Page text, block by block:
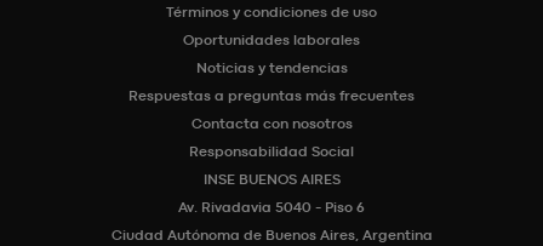
Términos y condiciones de uso
Oportunidades laborales
Noticias y tendencias
Respuestas a preguntas más frecuentes
Contacta con nosotros
Responsabilidad Social
INSE BUENOS AIRES
Av. Rivadavia 5040 - Piso 6
Ciudad Autónoma de Buenos Aires, Argentina